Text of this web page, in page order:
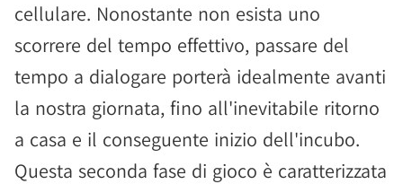
cellulare. Nonostante non esista uno
scorrere del tempo effettivo, passare del
tempo a dialogare porterà idealmente avanti
la nostra giornata, fino all'inevitabile ritorno
a casa e il conseguente inizio dell'incubo.
Questa seconda fase di gioco è caratterizzata